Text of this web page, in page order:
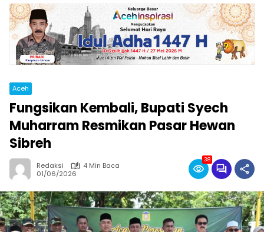
Aceh
Fungsikan Kembali, Bupati Syech
Muharram Resmikan Pasar Hewan
Sibreh
Redaksi
4 Min Baca
01/06/2026
38